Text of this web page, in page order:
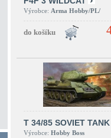
Výrobce: Arma Hobby/PL/
T 34/85 SOVIET TANK
Výrobce: Hobby Boss